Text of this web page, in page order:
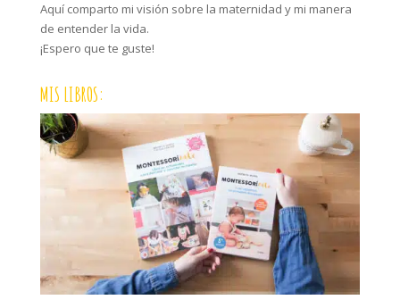
Aquí comparto mi visión sobre la maternidad y mi manera
de entender la vida.
¡Espero que te guste!
MIS LIBROS: